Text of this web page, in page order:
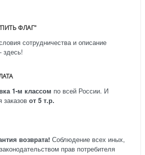
ФЛАГ"
сотрудничества и описание
здесь!
1-м классом по всей России. И
заказов от 5 т.р.
возврата! Соблюдение всех иных,
прав потребителя